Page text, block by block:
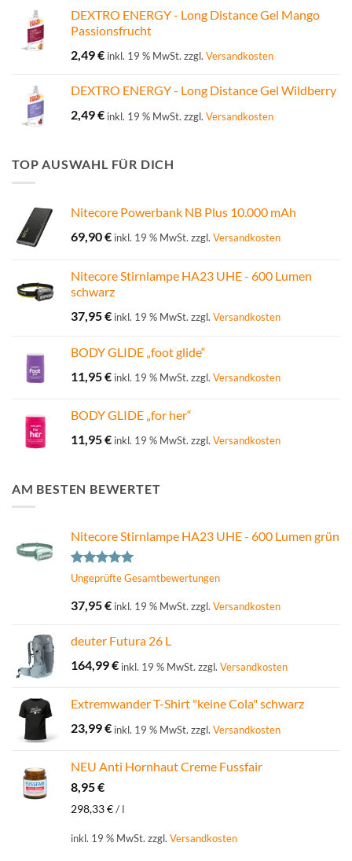
DEXTRO ENERGY - Long Distance Gel Mango
Passionsfrucht
2,49€ inkl. 19 % MwSt. zzgl. Versandkosten
DEXTRO ENERGY - Long Distance Gel Wildberry
2,49€ inkl. 19 % MwSt. zzgl. Versandkosten
TOP AUSWAHL FÜR DICH
Nitecore Powerbank NB Plus 10.000 mAh
69,90€ inkl. 19 % MwSt. zzgl. Versandkosten
Nitecore Stirnlampe HA23 UHE - 600 Lumen
schwarz
37,95€ inkl. 19 % MwSt. zzgl. Versandkosten
BODY GLIDE „foot glide“
11,95€ inkl. 19 % MwSt. zzgl. Versandkosten
BODY GLIDE „for her“
11,95€ inkl. 19 % MwSt. zzgl. Versandkosten
AM BESTEN BEWERTET
Nitecore Stirnlampe HA23 UHE - 600 Lumen grün
Bewertet
von 5
Ungeprüfte Gesamtbewertungen
37,95€ inkl. 19 % MwSt. zzgl. Versandkosten
deuter Futura 26 L
164,99€ inkl. 19 % MwSt. zzgl. Versandkosten
Extremwander T-Shirt "keine Cola" schwarz
23,99€ inkl. 19 % MwSt. zzgl. Versandkosten
NEU Anti Hornhaut Creme Fussfair
8,95€
298,33€/ l
inkl. 19 % MwSt. zzgl. Versandkosten